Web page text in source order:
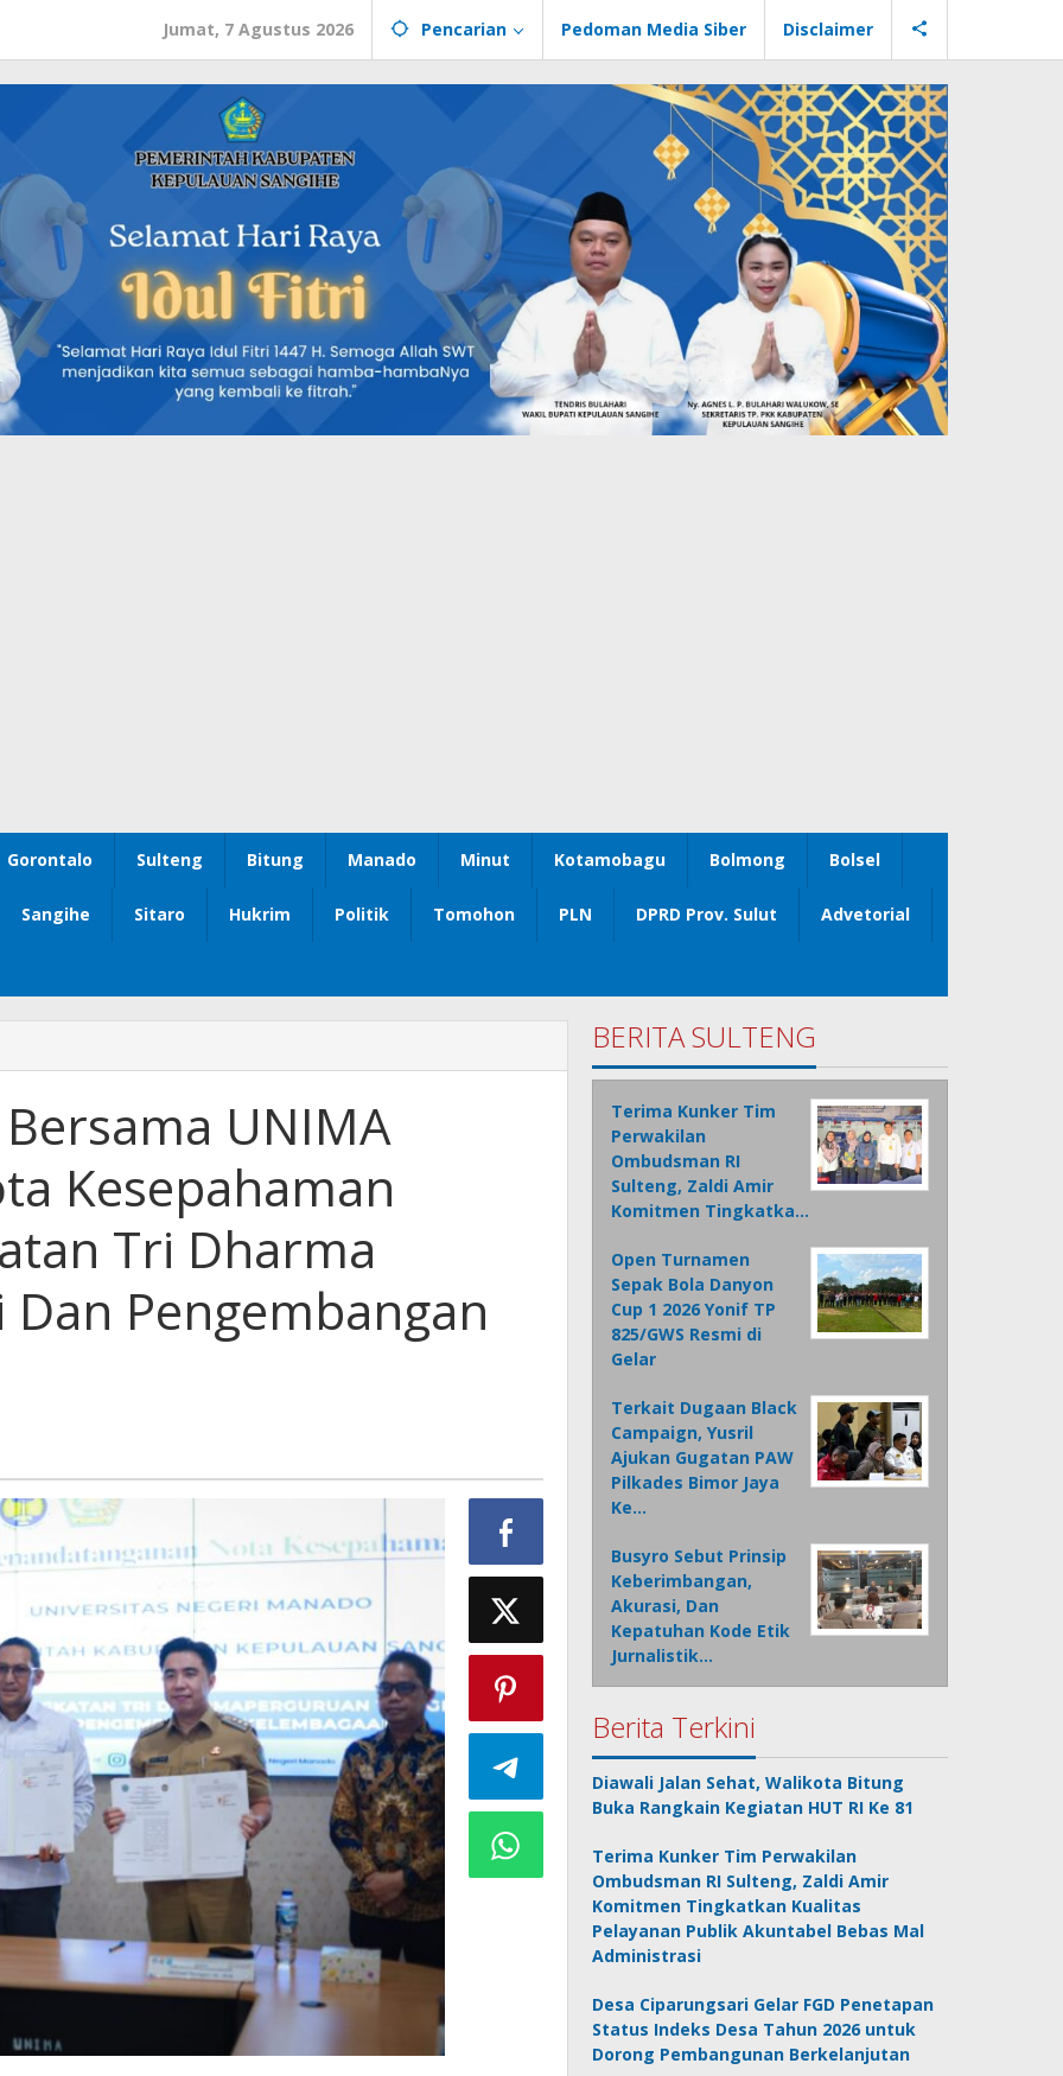
Jumat, 7 Agustus 2026 Pencarian Pedoman Media Siber Disclaimer
Gorontalo Sulteng Bitung Manado Minut Kotamobagu Bolmong Bolsel
Sangihe Sitaro Hukrim Politik Tomohon PLN DPRD Prov. Sulut Advetorial
UNIMA
Kesepahaman
Tri Dharma
Pengembangan
BERITA SULTENG
Terima Kunker Tim
Perwakilan
Ombudsman RI
Sulteng, Zaldi Amir
Komitmen Tingkatka…
Open Turnamen
Sepak Bola Danyon
Cup 1 2026 Yonif TP
825/GWS Resmi di
Gelar
Terkait Dugaan Black
Campaign, Yusril
Ajukan Gugatan PAW
Pilkades Bimor Jaya
Ke…
Busyro Sebut Prinsip
Keberimbangan,
Akurasi, Dan
Kepatuhan Kode Etik
Jurnalistik…
Berita Terkini
Diawali Jalan Sehat, Walikota Bitung
Buka Rangkain Kegiatan HUT RI Ke 81
Terima Kunker Tim Perwakilan
Ombudsman RI Sulteng, Zaldi Amir
Komitmen Tingkatkan Kualitas
Pelayanan Publik Akuntabel Bebas Mal
Administrasi
Desa Ciparungsari Gelar FGD Penetapan
Status Indeks Desa Tahun 2026 untuk
Dorong Pembangunan Berkelanjutan